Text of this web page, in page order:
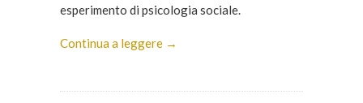
esperimento di psicologia sociale.
Continua a leggere →